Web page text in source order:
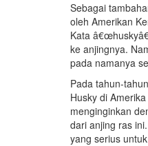
Sebagai
oleh Amerikan
Kata
ke anjingnya.
pada namanya
Pada tahun-
Husky di
menginginkan
dari anjing ras
yang serius